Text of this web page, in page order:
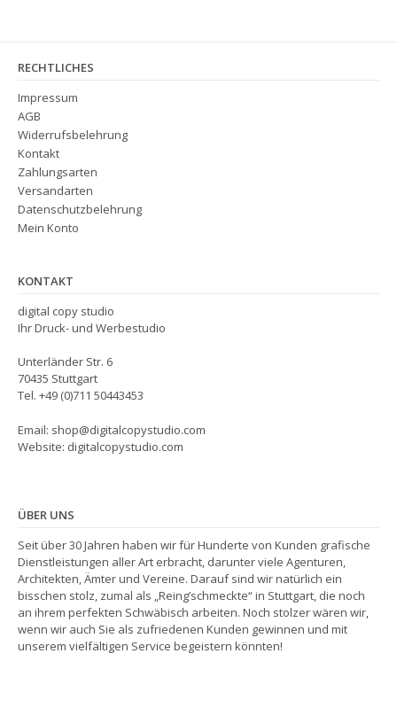
RECHTLICHES
Impressum
AGB
Widerrufsbelehrung
Kontakt
Zahlungsarten
Versandarten
Datenschutzbelehrung
Mein Konto
KONTAKT
digital copy studio
Ihr Druck- und Werbestudio
Unterländer Str. 6
70435 Stuttgart
Tel. +49 (0)711 50443453
Email: shop@digitalcopystudio.com
Website: digitalcopystudio.com
ÜBER UNS
Seit über 30 Jahren haben wir für Hunderte von Kunden grafische
Dienstleistungen aller Art erbracht, darunter viele Agenturen,
Architekten, Ämter und Vereine. Darauf sind wir natürlich ein
bisschen stolz, zumal als „Reing’schmeckte“ in Stuttgart, die noch
an ihrem perfekten Schwäbisch arbeiten. Noch stolzer wären wir,
wenn wir auch Sie als zufriedenen Kunden gewinnen und mit
unserem vielfältigen Service begeistern könnten!